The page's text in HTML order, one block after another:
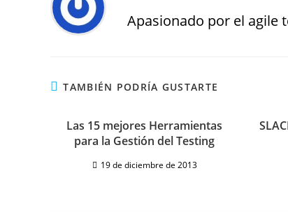
Apasionado por el agile
TAMBIÉN PODRÍA GUSTARTE
Las 15 mejores Herramientas
para la Gestión del Testing
19 de diciembre de 2013